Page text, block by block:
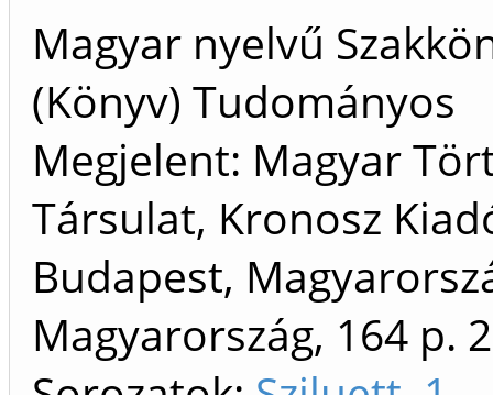
Magyar nyelvű
(Könyv) Tudományos
Megjelent: Magyar
Társulat, Kronosz
Budapest,
Magyarország, 164 p.